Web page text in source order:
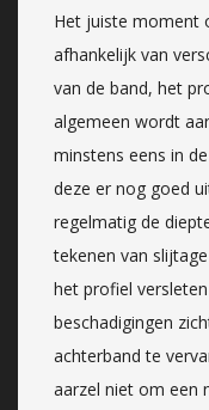
Het juiste moment
afhankelijk van
van de band, het
algemeen wordt
minstens eens in
deze er nog goed
regelmatig de
tekenen van
het profiel
beschadigingen
achterband te
aarzel niet om een